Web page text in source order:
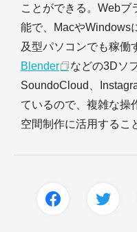
ことができる。Webブ
能で、MacやWindows
及型パソコンでも稼働
Blender
などの3Dソ
SoundoCloud、
ているので、複雑な操
空間制作に活用するこ